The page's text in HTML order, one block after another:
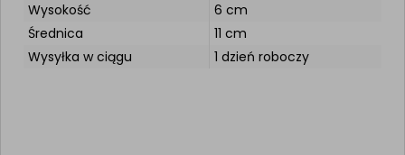
Wysokość
6 cm
Średnica
11 cm
Wysyłka w ciągu
1 dzień roboczy